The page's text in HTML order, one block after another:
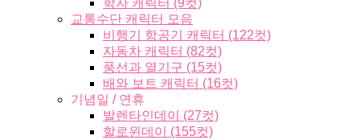
학자 캐릭터 (9컷)
교통수단 캐릭터 모음
비행기 항공기 캐릭터 (122컷)
자동차 캐릭터 (82컷)
풍선과 열기구 (15컷)
배와 보트 캐릭터 (16컷)
기념일 / 연휴
발렌타인데이 (27컷)
할로윈데이 (155컷)